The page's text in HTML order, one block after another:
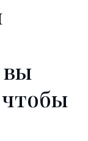
вы
чтобы